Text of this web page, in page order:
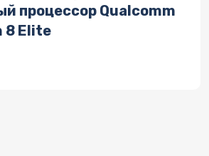
процессор Qualcomm
8 Elite